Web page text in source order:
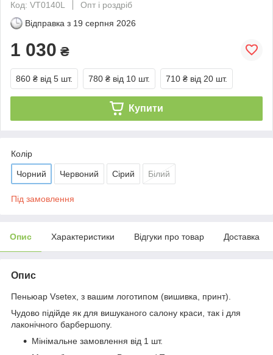
Код: VT0140L
Опт і роздріб
Відправка з 19 серпня 2026
1 030 ₴
860 ₴ від 5 шт. 780 ₴ від 10 шт. 710 ₴ від 20 шт.
Купити
Колір
Чорний Червоний Сірий Білий
Під замовлення
Опис Характеристики Відгуки про товар Доставка
Опис
Пеньюар Vsetex, з вашим логотипом (вишивка, принт).
Чудово підійде як для вишуканого салону краси, так і для
лаконічного барбершопу.
Мінімальне замовлення від 1 шт.